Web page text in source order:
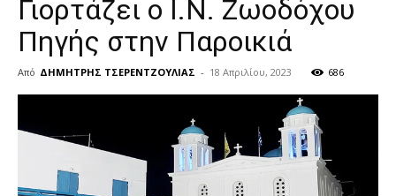
Γιορτάζει ο Ι.Ν. Ζωοδόχου
Πηγής στην Παροικιά
Από ΔΗΜΗΤΡΗΣ ΤΣΕΡΕΝΤΖΟΥΛΙΑΣ - 18 Απριλίου, 2023 686